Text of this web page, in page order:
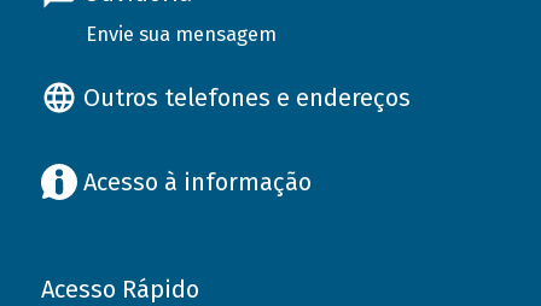
Envie sua mensagem
Outros telefones e endereços
Acesso à informação
Acesso Rápido